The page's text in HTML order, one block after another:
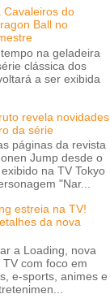
Cavaleiros do
Ball no
na geladeira
clássica dos
a ser exibida
revela novidades
da série
páginas da revista
Jump desde o
na TV Tokyo
"Nar...
estreia na TV!
da nova
a Loading, nova
com foco em
e-sports, animes e